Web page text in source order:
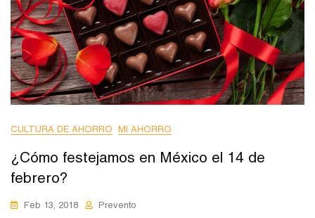
CULTURA DE AHORRO MI AHORRO
¿Cómo festejamos en México el 14 de
febrero?
Feb 13, 2018 Prevento